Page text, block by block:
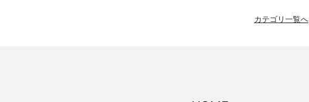
カテゴリ一覧へ